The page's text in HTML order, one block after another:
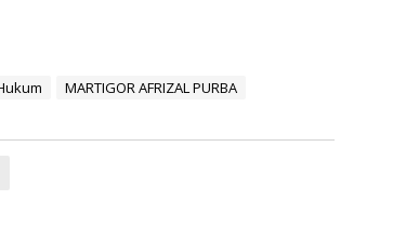
MARTIGOR AFRIZAL PURBA